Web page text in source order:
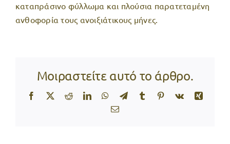
καταπράσινο φύλλωμα και πλούσια παρατεταμένη
ανθοφορία τους ανοιξιάτικους μήνες.
Μοιραστείτε αυτό το άρθρο.
Facebook
X RedditLinkedInWhatsApp
TelegramTumblr Pinterest
Vk
Xing
Email